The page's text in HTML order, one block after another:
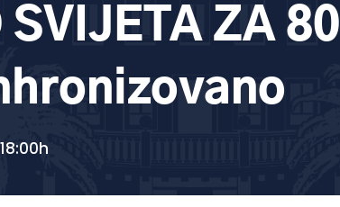
SVIJETA ZA 80